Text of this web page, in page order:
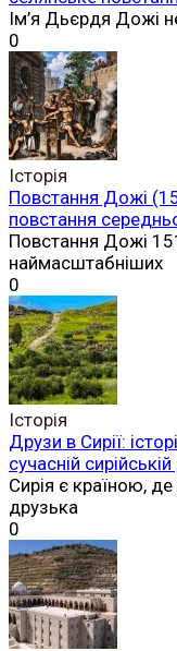
Ім’я Дьєрдя Дожі
0
Історія
Повстання Дожі
повстання
Повстання Дожі
наймасштабніших
0
Історія
Друзи в Сирії:
сучасній
Сирія є країною,
друзька
0